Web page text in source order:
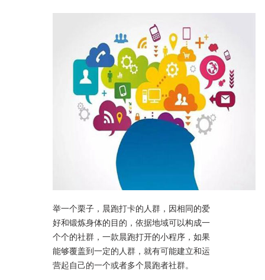
举一个栗子，晨跑打卡的人群，因相同的爱
好和锻炼身体的目的，依据地域可以构成一
个个的社群，一款晨跑打开的小程序，如果
能够覆盖到一定的人群，就有可能建立和运
营起自己的一个或者多个晨跑者社群。